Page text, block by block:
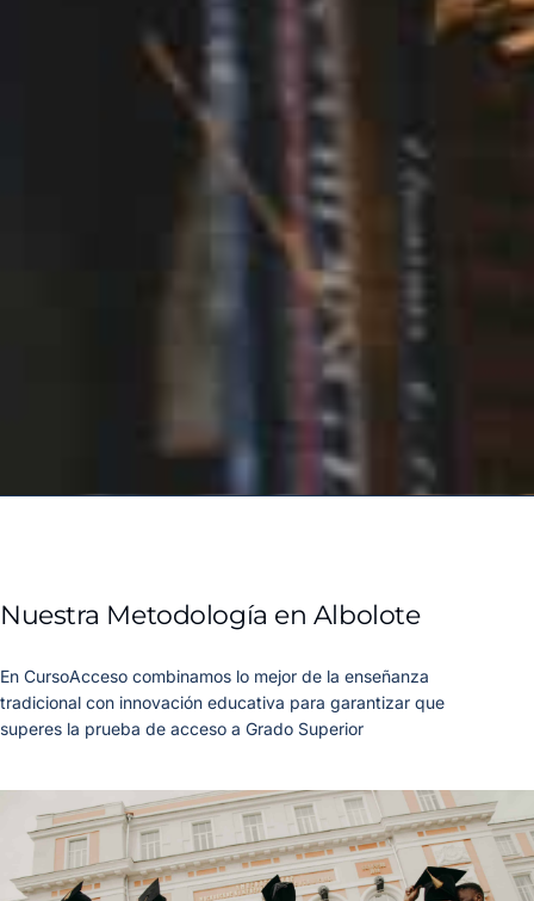
Nuestra Metodología en Albolote
En CursoAcceso combinamos lo mejor de la enseñanza
tradicional con innovación educativa para garantizar que
superes la prueba de acceso a Grado Superior